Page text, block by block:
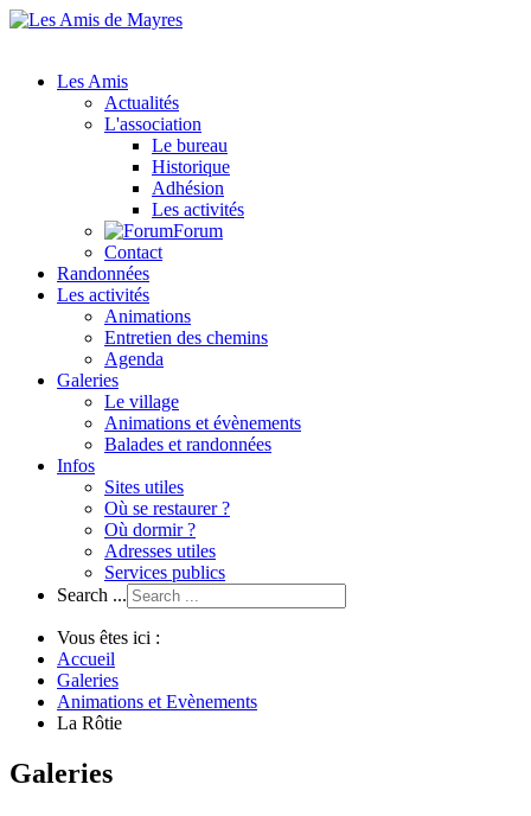
Les Amis
Actualités
L'association
Le bureau
Historique
Adhésion
Les activités
Forum
Contact
Randonnées
Les activités
Animations
Entretien des chemins
Agenda
Galeries
Le village
Animations et évènements
Balades et randonnées
Infos
Sites utiles
Où se restaurer ?
Où dormir ?
Adresses utiles
Services publics
Search ...
Vous êtes ici :
Accueil
Galeries
Animations et Evènements
La Rôtie
Galeries